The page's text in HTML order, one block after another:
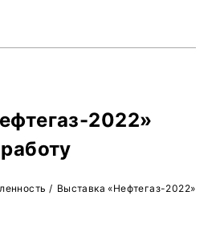
2022»
/ Выставка «Нефтегаз-2022»